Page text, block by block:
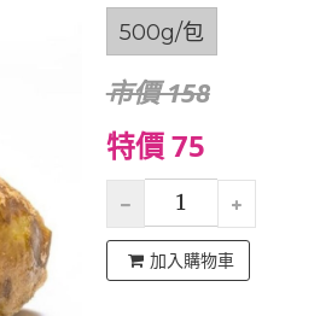
500g/包
市價 158
特價 75
加入購物車